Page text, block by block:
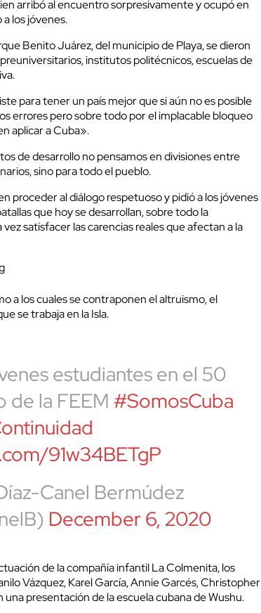
arribó al encuentro sorpresivamente y ocupó en
los jóvenes.
Benito Juárez, del municipio de Playa, se dieron
institutos politécnicos, escuelas de
para tener un país mejor que si aún no es posible
errores pero sobre todo por el implacable bloqueo
aplicar a Cuba».
de desarrollo no pensamos en divisiones entre
sino para todo el pueblo.
proceder al diálogo respetuoso y pidió a los jóvenes
que hoy se desarrollan, sobre todo la
satisfacer las carencias reales que afectan a la
a los cuales se contraponen el altruismo, el
se trabaja en la Isla.
estudiantes en el 50
de la FEEM#SomosCuba
91w34BETgP
Canel Bermúdez
December 6, 2020
de la compañía infantil La Colmenita, los
Vázquez, Karel García, Annie Garcés, Christopher
presentación de la escuela cubana de Wushu.